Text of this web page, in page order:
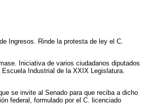
Ingresos. Rinde la protesta de ley el C.
Iniciativa de varios ciudadanos diputados
Industrial de la XXIX Legislatura.
se invite al Senado para que reciba a dicho
federal, formulado por el C. licenciado